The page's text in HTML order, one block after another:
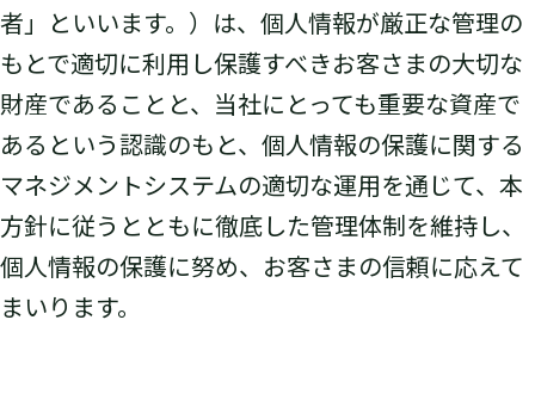
者」といいます。）は、個人情報が厳正な管理の
もとで適切に利用し保護すべきお客さまの大切な
財産であることと、当社にとっても重要な資産で
あるという認識のもと、個人情報の保護に関する
マネジメントシステムの適切な運用を通じて、本
方針に従うとともに徹底した管理体制を維持し、
個人情報の保護に努め、お客さまの信頼に応えて
まいります。